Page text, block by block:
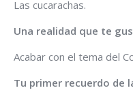
Las cucarachas.
Una realidad que te
Acabar con el tema del
Tu primer recuerdo de